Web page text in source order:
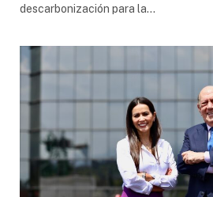
descarbonización para la…